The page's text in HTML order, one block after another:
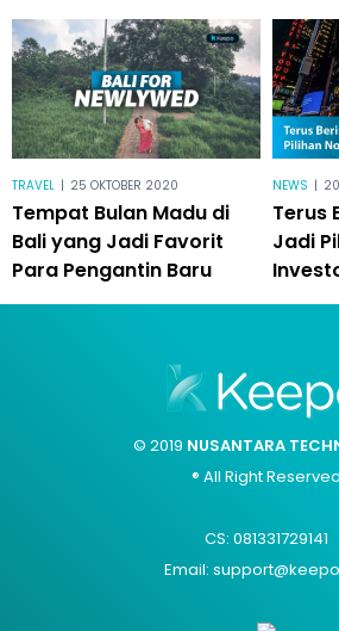
TRAVEL | 25 OKTOBER 2020
Tempat Bulan Madu di
Bali yang Jadi Favorit
Para Pengantin Baru
NEWS |
Terus
Jadi
© 2019 NUSANTARA
® All Right Reserved
CS: 081331729141
Email: